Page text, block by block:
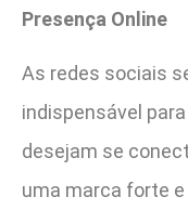
Presença Online
As redes sociais
indispensável
desejam se
uma marca forte